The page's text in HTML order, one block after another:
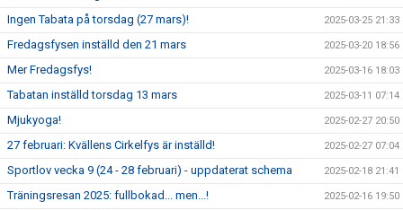
Ingen Tabata på torsdag (27 mars)! 2025-03-25 21:33
Fredagsfysen inställd den 21 mars 2025-03-20 18:56
Mer Fredagsfys! 2025-03-16 18:03
Tabatan inställd torsdag 13 mars 2025-03-11 07:14
Mjukyoga! 2025-02-27 20:50
27 februari: Kvällens Cirkelfys är inställd! 2025-02-27 07:04
Sportlov vecka 9 (24 - 28 februari) - uppdaterat schema 2025-02-18 21:41
Träningsresan 2025: fullbokad... men...! 2025-02-16 19:50